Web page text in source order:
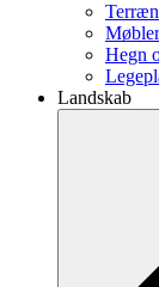
Hegn
Landskab